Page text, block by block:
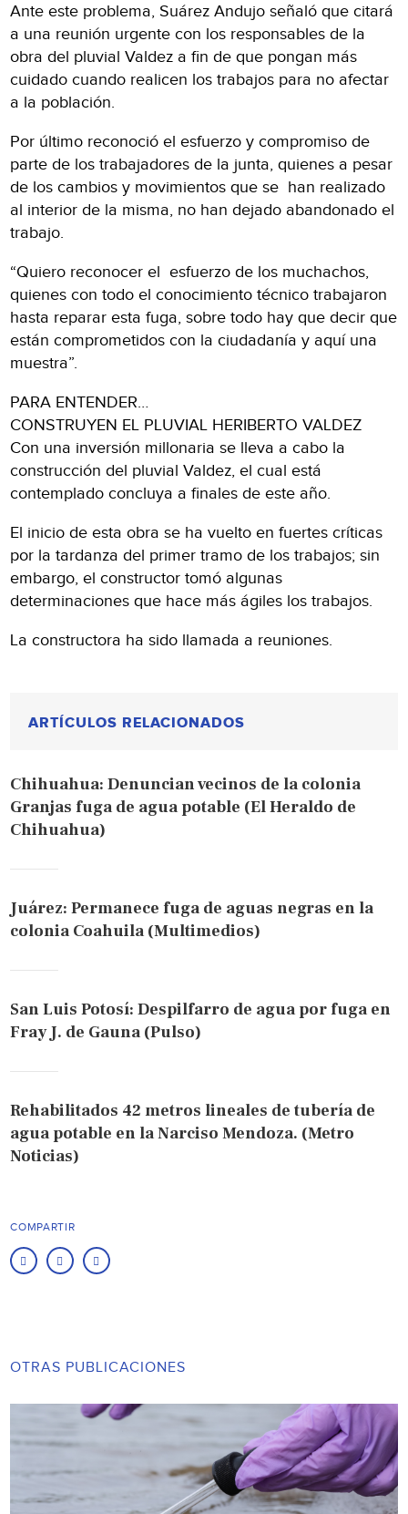
Ante este problema, Suárez Andujo señaló que citará
a una reunión urgente con los responsables de la
obra del pluvial Valdez a fin de que pongan más
cuidado cuando realicen los trabajos para no afectar
a la población.
Por último reconoció el esfuerzo y compromiso de
parte de los trabajadores de la junta, quienes a pesar
de los cambios y movimientos que se han realizado
al interior de la misma, no han dejado abandonado el
trabajo.
“Quiero reconocer el esfuerzo de los muchachos,
quienes con todo el conocimiento técnico trabajaron
hasta reparar esta fuga, sobre todo hay que decir que
están comprometidos con la ciudadanía y aquí una
muestra”.
PARA ENTENDER…
CONSTRUYEN EL PLUVIAL HERIBERTO VALDEZ
Con una inversión millonaria se lleva a cabo la
construcción del pluvial Valdez, el cual está
contemplado concluya a finales de este año.
El inicio de esta obra se ha vuelto en fuertes críticas
por la tardanza del primer tramo de los trabajos; sin
embargo, el constructor tomó algunas
determinaciones que hace más ágiles los trabajos.
La constructora ha sido llamada a reuniones.
ARTÍCULOS RELACIONADOS
Chihuahua: Denuncian vecinos de la colonia
Granjas fuga de agua potable (El Heraldo de
Chihuahua)
Juárez: Permanece fuga de aguas negras en la
colonia Coahuila (Multimedios)
San Luis Potosí: Despilfarro de agua por fuga en
Fray J. de Gauna (Pulso)
Rehabilitados 42 metros lineales de tubería de
agua potable en la Narciso Mendoza. (Metro
Noticias)
COMPARTIR
OTRAS PUBLICACIONES